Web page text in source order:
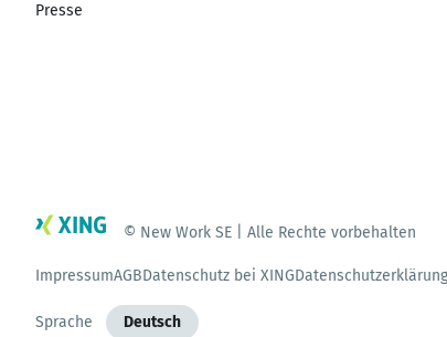
Presse
© New Work SE | Alle Rechte vorbehalten
ImpressumAGBDatenschutz bei XINGDatenschutzerklärung
Sprache Deutsch